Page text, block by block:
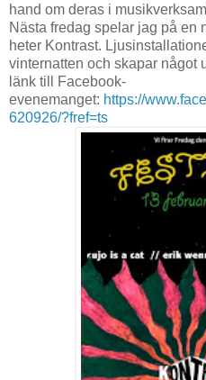
hand om deras i
Nästa fredag spelar jag på en
heter Kontrast.
vinternatten och skapar något
länk till Facebook-
evenemanget: https://
620926/?fref=ts